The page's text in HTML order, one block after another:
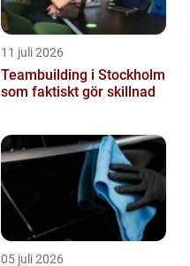
11 juli 2026
Teambuilding i Stockholm
som faktiskt gör skillnad
05 juli 2026